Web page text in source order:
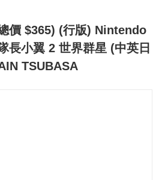
價 $365) (行版) Nintendo
長小翼 2 世界群星 (中英日
TSUBASA